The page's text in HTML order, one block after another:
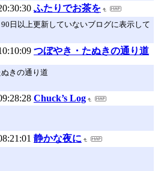
ふたりでお茶を
90日以上更新していないブログに表示して
つぼやき・たぬきの通り道
きの通り道
Chuck’s Log
静かな夜に